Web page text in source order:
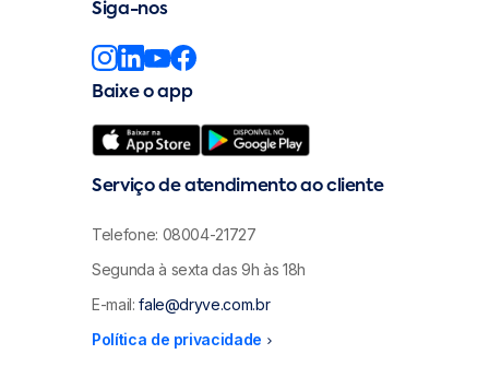
Siga-nos
Baixe o app
Serviço de atendimento ao cliente
Telefone: 08004-21727
Segunda à sexta das 9h às 18h
E-mail:fale@dryve.com.br
Política de privacidade menu_right